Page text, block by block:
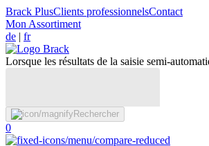
Brack PlusClients professionnelsContact
Mon Assortiment
de | fr
Lorsque les résultats de la saisie semi-
Rechercher
0